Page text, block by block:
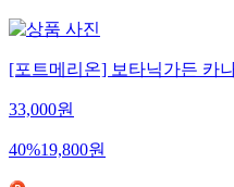
[포트메리온] 보타닉가든 카
33,000원
40%19,800원